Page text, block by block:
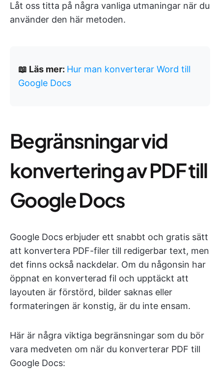
Låt oss titta på några vanliga utmaningar när du
använder den här metoden.
📖 Läs mer: Hur man konverterar Word till
Google Docs
Begränsningar vid
konvertering av PDF till
Google Docs
Google Docs erbjuder ett snabbt och gratis sätt
att konvertera PDF-filer till redigerbar text, men
det finns också nackdelar. Om du någonsin har
öppnat en konverterad fil och upptäckt att
layouten är förstörd, bilder saknas eller
formateringen är konstig, är du inte ensam.
Här är några viktiga begränsningar som du bör
vara medveten om när du konverterar PDF till
Google Docs: